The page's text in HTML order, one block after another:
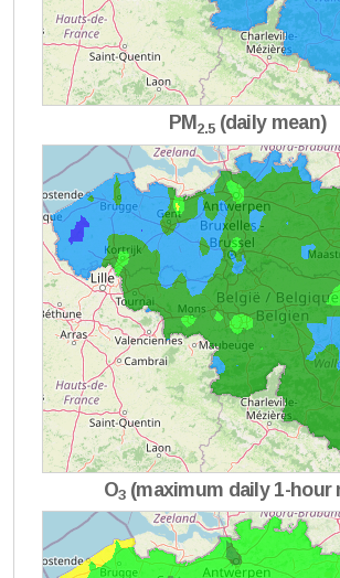
PM 2.5(daily mean)
O3(maximum daily 1-hour